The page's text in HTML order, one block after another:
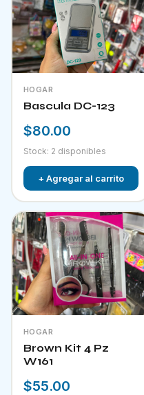
HOGAR
Bascula DC-123
$80.00
Stock: 2 disponibles
+ Agregar al carrito
HOGAR
Brown Kit 4 Pz
W161
$55.00